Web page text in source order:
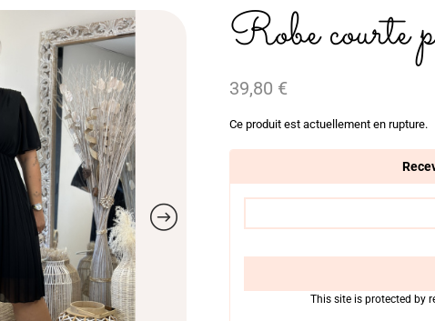
Robe courte
39,80 €
Ce produit est actuellement en rupture.
This site is protected by